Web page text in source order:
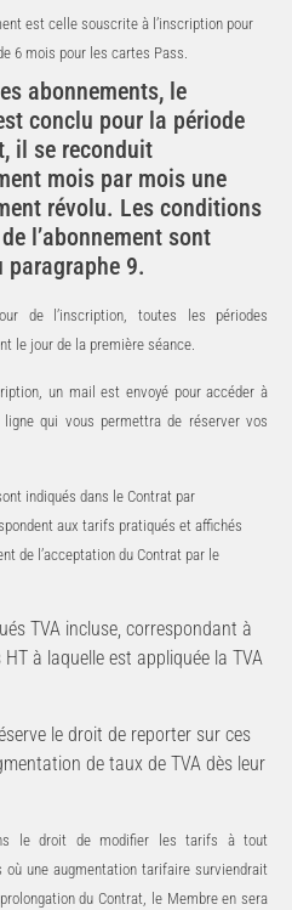
est celle souscrite à l’inscription pour
6 mois pour les cartes Pass.
abonnements, le
conclu pour la période
il se reconduit
mois par mois une
révolu. Les conditions
de l’abonnement sont
paragraphe 9.
de l’inscription, toutes les
périodes
le jour de la première séance.
un mail est envoyé pour accéder à
ligne qui vous permettra de réserver vos
indiqués dans le Contrat par
aux tarifs pratiqués et affichés
de l’acceptation du Contrat par le
TVA incluse, correspondant à
HT à laquelle est appliquée la TVA
le droit de reporter sur ces
de taux de TVA dès leur
le droit de modifier les tarifs à tout
où une augmentation tarifaire surviendrait
du Contrat, le Membre en sera